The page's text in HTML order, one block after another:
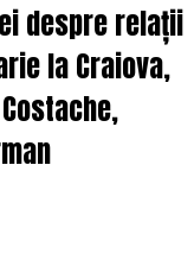
despre relații
la Craiova,